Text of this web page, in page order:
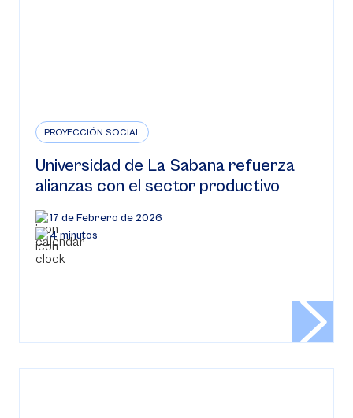
PROYECCIÓN SOCIAL
Universidad de La Sabana refuerza
alianzas con el sector productivo
17 de Febrero de 2026
4 minutos